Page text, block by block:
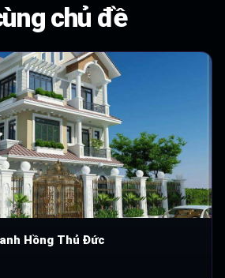
chủ đề
Hồng Thủ Đức